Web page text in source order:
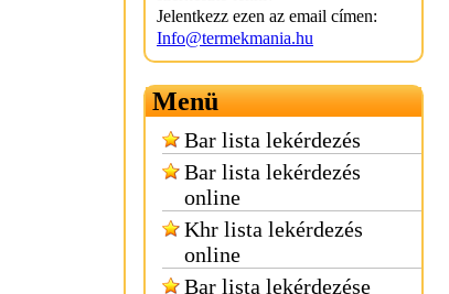
Jelentkezz ezen az email címen:
Info@termekmania.hu
Menü
Bar lista lekérdezés
Bar lista lekérdezés
online
Khr lista lekérdezés
online
Bar lista lekérdezése